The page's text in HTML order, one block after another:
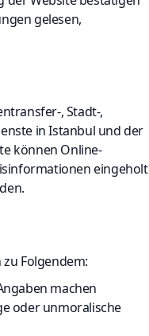
gelesen,
, Stadt-,
in Istanbul und der
können Online-
eingeholt
Folgendem:
machen
oder unmoralische